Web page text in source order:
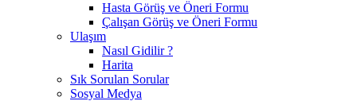
Hasta Görüş ve Öneri Formu
Çalışan Görüş ve Öneri Formu
Ulaşım
Nasıl Gidilir ?
Harita
Sık Sorulan Sorular
Sosyal Medya